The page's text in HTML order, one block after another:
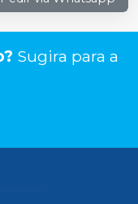
Sugira para a